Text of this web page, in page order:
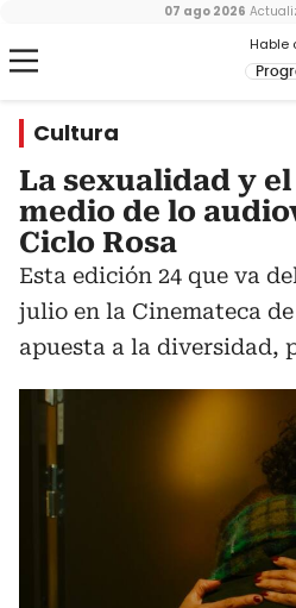
Hable
07 ago 2026
Cultura
La sexualidad y
medio de lo
Ciclo Rosa
Esta edición 24 que va
julio en la Cinemateca
apuesta a la diversidad,